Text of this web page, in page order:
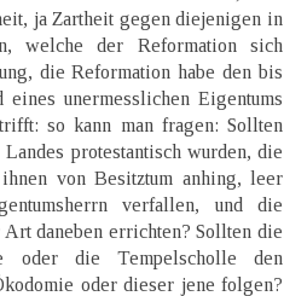
ja Zartheit gegen diejenigen in
welche der Reformation sich
die Reformation habe den bis
eines unermesslichen Eigentums
so kann man fragen: Sollten
protestantisch wurden, die
von Besitztum anhing, leer
verfallen, und die
Art daneben errichten? Sollten die
oder die Tempelscholle den
oder dieser jene folgen?